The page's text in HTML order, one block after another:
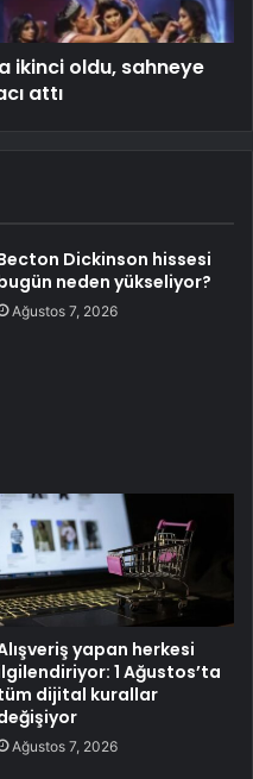
ikinci oldu, sahneye
attı
Dickinson hissesi
neden yükseliyor?
Ağustos 7, 2026
yapan herkesi
1 Ağustos’ta
dijital kurallar
Ağustos 7, 2026